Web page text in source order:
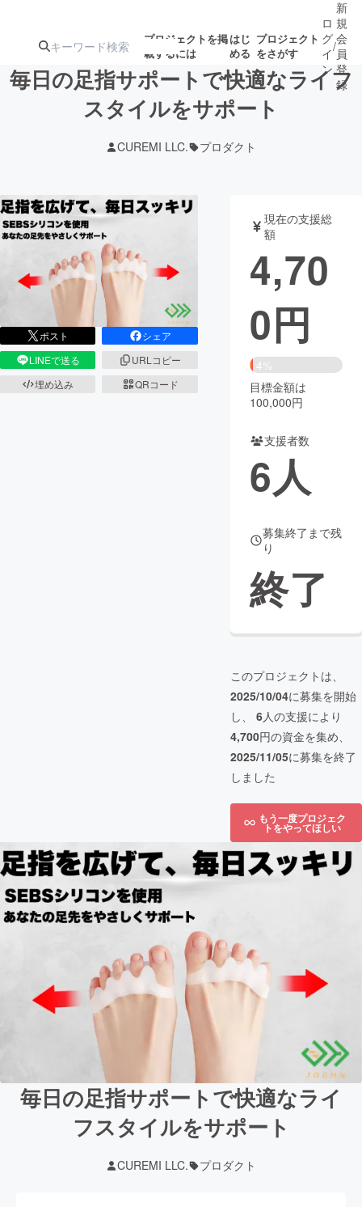
プロジェクトを掲
載するには
はじ
める
プロジェクト
をさがす
ジェクト
募集終了が近いプ
ロジェクト
アート・写真 音楽
テクノロジー・ガジェット ゲーム・サ
映像・映画 書籍・雑誌
ビジネス・起業 チャレンジ
まちづくり・地域活性化
CAMPFIRE Creation
コミュニティ
ロ
グ
イ
ン
/
新
規
会
員
登
録
毎日の足指サポートで快適なライフ
スタイルをサポート
CUREMI LLC. プロダクト
ポスト
シェア
LINEで送る
URLコピー
埋め込み
QRコード
現在の支援総
額
4,70
0円
4%
目標金額は
100,000円
支援者数
6人
募集終了まで残
り
終了
このプロジェクトは、
2025/10/04に募集を開始
し、 6人の支援により
4,700円の資金を集め、
2025/11/05に募集を終了
しました
もう一度プロジェク
トをやってほしい
毎日の足指サポートで快適なライ
フスタイルをサポート
CUREMI LLC. プロダクト